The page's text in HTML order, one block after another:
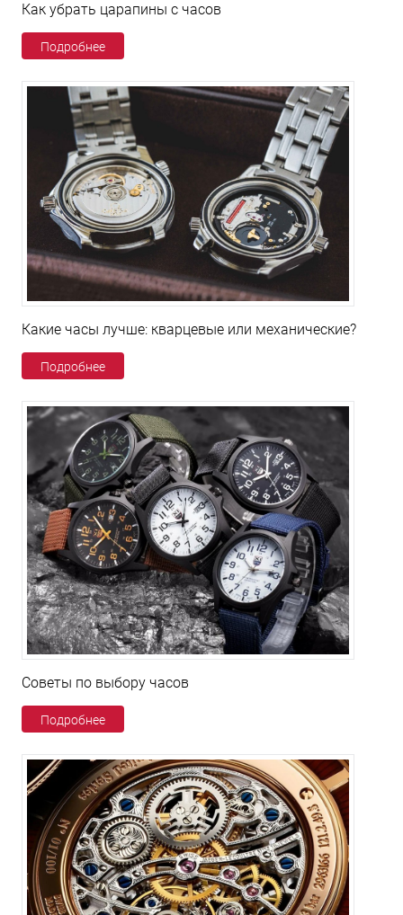
Как убрать царапины с часов
Подробнее
Какие часы лучше: кварцевые или механические?
Подробнее
Советы по выбору часов
Подробнее